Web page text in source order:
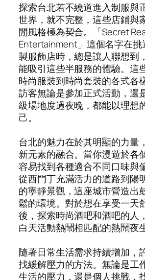
探索台北若不繞道進入制服與
世界，就不完整，這些店鋪與
閒風格極為契合。「Secret
Entertainment」這個名字在
製服飾店時，總是讓人聯想到
能吸引這些半服務的體驗。這
時尚服裝到時尚套裝的各式各
訪客無論是參加正式活動，還
級場地度過夜晚，都能以理想
己。
台北的魅力在於其明顯的力量
新元素的融合。當你漫遊於各
容易找到各種適合不同口味與
從西門丁充滿活力的道路到陽
的寧靜景觀，這座城市營造出
鬆的環境。對於想在享受一天
後，探索時尚酒吧和酒吧的人
白天活動熱鬧相匹配的熱鬧夜
隨著日常生活需求持續增加，
找緩解壓力的方法。無論是工
生活的壓力，還是個人挑戰，